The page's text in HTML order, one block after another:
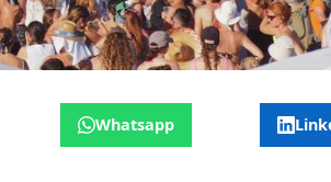
Whatsapp